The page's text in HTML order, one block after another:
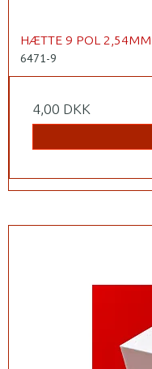
HÆTTE 9 POL 2,54MM
6471-9
4,00 DKK